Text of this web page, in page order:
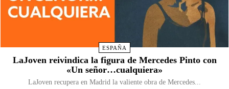
ESPAÑA
LaJoven reivindica la figura de Mercedes Pinto con
«Un señor…cualquiera»
LaJoven recupera en Madrid la valiente obra de Mercedes...